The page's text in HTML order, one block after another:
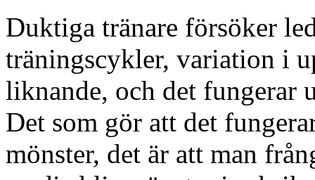
Duktiga tränare försöker
träningscykler, variation i
liknande, och det fungerar
Det som gör att det
mönster, det är att man